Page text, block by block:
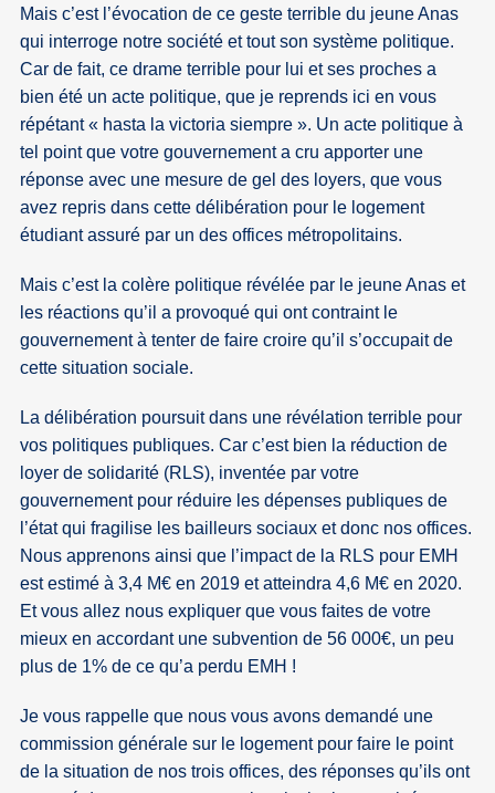
Mais c’est l’évocation de ce geste terrible du jeune Anas
qui interroge notre société et tout son système politique.
Car de fait, ce drame terrible pour lui et ses proches a
bien été un acte politique, que je reprends ici en vous
répétant « hasta la victoria siempre ». Un acte politique à
tel point que votre gouvernement a cru apporter une
réponse avec une mesure de gel des loyers, que vous
avez repris dans cette délibération pour le logement
étudiant assuré par un des offices métropolitains.
Mais c’est la colère politique révélée par le jeune Anas et
les réactions qu’il a provoqué qui ont contraint le
gouvernement à tenter de faire croire qu’il s’occupait de
cette situation sociale.
La délibération poursuit dans une révélation terrible pour
vos politiques publiques. Car c’est bien la réduction de
loyer de solidarité (RLS), inventée par votre
gouvernement pour réduire les dépenses publiques de
l’état qui fragilise les bailleurs sociaux et donc nos offices.
Nous apprenons ainsi que l’impact de la RLS pour EMH
est estimé à 3,4 M€ en 2019 et atteindra 4,6 M€ en 2020.
Et vous allez nous expliquer que vous faites de votre
mieux en accordant une subvention de 56 000€, un peu
plus de 1% de ce qu’a perdu EMH !
Je vous rappelle que nous vous avons demandé une
commission générale sur le logement pour faire le point
de la situation de nos trois offices, des réponses qu’ils ont